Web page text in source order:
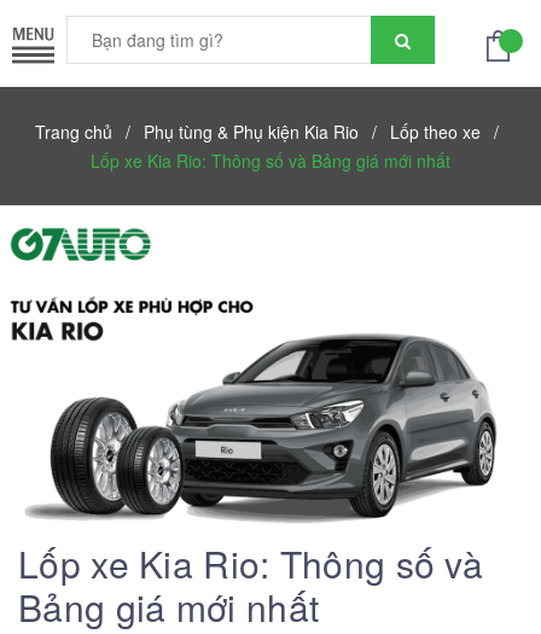
Trang chủ / Phụ tùng & Phụ kiện Kia Rio / Lốp theo xe /
Lốp xe Kia Rio: Thông số và Bảng giá mới nhất
Lốp xe Kia Rio: Thông số và
Bảng giá mới nhất